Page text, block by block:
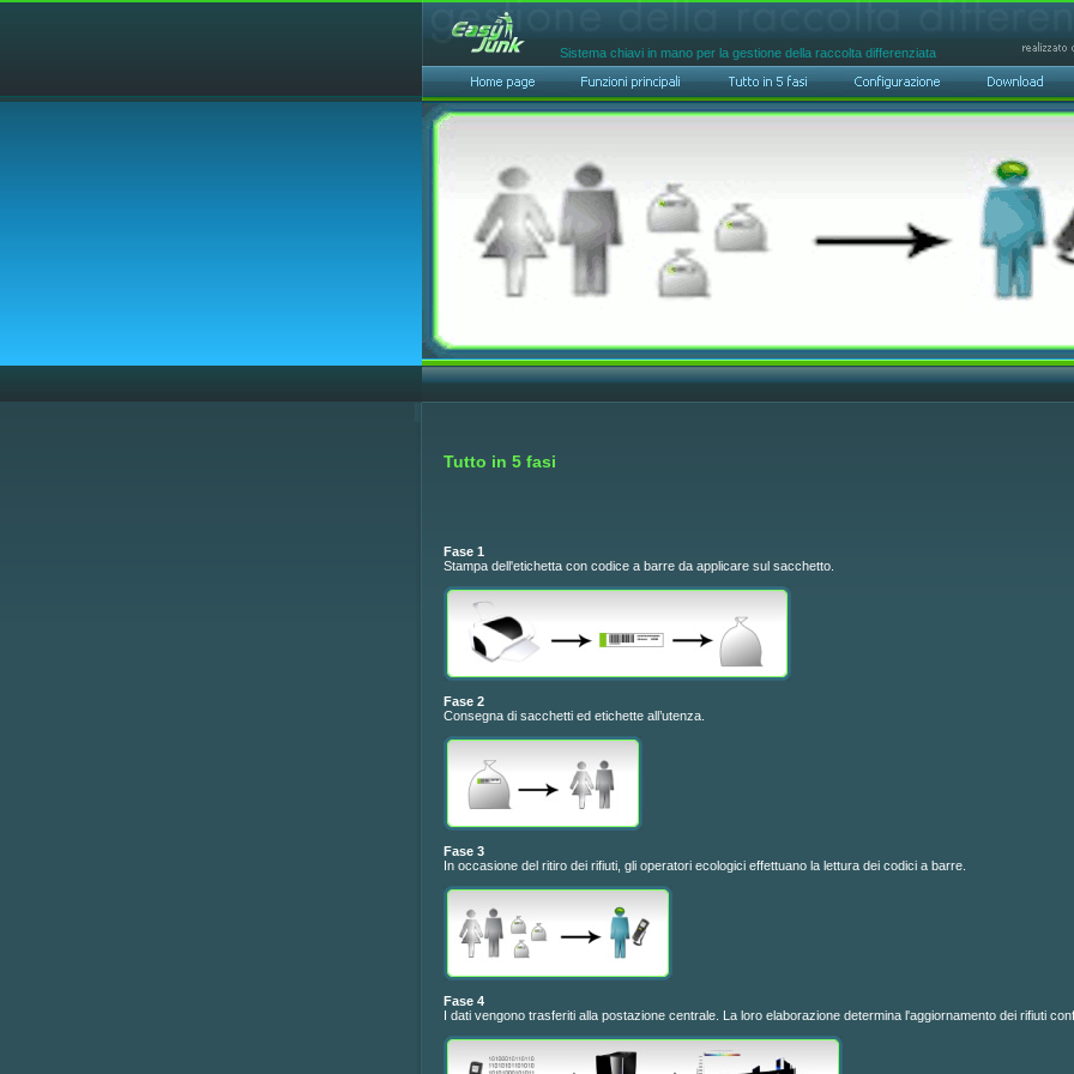
Sistema chiavi in mano per la gestione della raccolta differenziata
Tutto in 5 fasi
Fase 1
Stampa dell'etichetta con codice a barre da applicare sul sacchetto.
Fase 2
Consegna di sacchetti ed etichette all’utenza.
Fase 3
In occasione del ritiro dei rifiuti, gli operatori ecologici effettuano la lettura dei codici a barre.
Fase 4
I dati vengono trasferiti alla postazione centrale. La loro elaborazione determina l'aggiornamento dei rifiuti